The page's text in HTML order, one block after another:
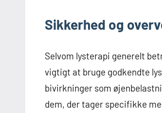
Sikkerhed og
Selvom lysterapi generelt
vigtigt at bruge godkendte
bivirkninger som
dem, der tager specifikke